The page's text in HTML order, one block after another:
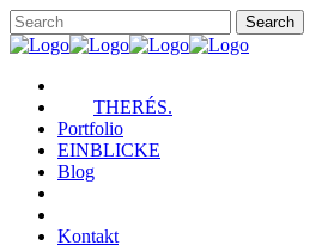
THERÉS.
Portfolio
EINBLICKE
Blog
Kontakt